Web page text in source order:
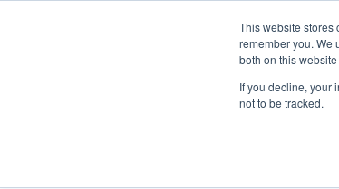
This website stores
remember you. We
both on this
If you decline, your
not to be tracked.
Kontakt aufnehmen:+31